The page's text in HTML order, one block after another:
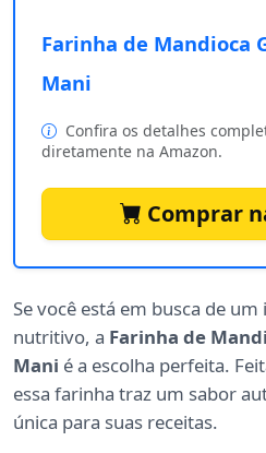
Farinha de Mandioca
Mani
Confira os detalhes
diretamente na Amazon.
Comprar
Se você está em busca de
nutritivo, a Farinha de
Mani é a escolha perfeita.
essa farinha traz um sabor
única para suas receitas.